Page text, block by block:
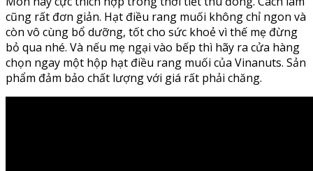
cũng rất đơn giản. Hạt điều rang muối không chỉ ngon và
còn vô cùng bổ dưỡng, tốt cho sức khoẻ vì thế mẹ đừng
bỏ qua nhé. Và nếu mẹ ngại vào bếp thì hãy ra cửa hàng
chọn ngay một hộp hạt điều rang muối của Vinanuts. Sản
phẩm đảm bảo chất lượng với giá rất phải chăng.